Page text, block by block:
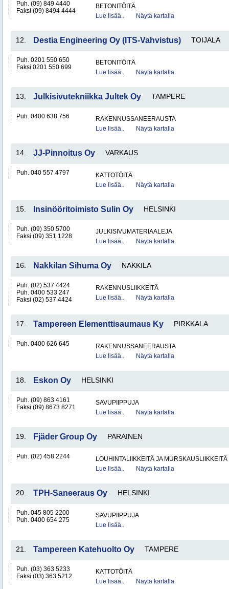
Puh. (09) 849 4440
Faksi (09) 8494 4444
BETONITÖITÄ
Lue lisää..
Näytä kartalla
12. Destia Engineering Oy (ITS-Vahvistus) TOIJALA
Puh. 0201 550 650
Faksi 0201 550 699
BETONITÖITÄ
Lue lisää..
Näytä kartalla
13. Julkisivutekniikka Jultek Oy TAMPERE
Puh. 0400 638 756
RAKENNUSSANEERAUSTA
Lue lisää..
Näytä kartalla
14. JJ-Pinnoitus Oy VARKAUS
Puh. 040 557 4797
KATTOTÖITÄ
Lue lisää..
Näytä kartalla
15. Insinööritoimisto Sulin Oy HELSINKI
Puh. (09) 350 5700
Faksi (09) 351 1228
JULKISIVUMATERIAALEJA
Lue lisää..
Näytä kartalla
16. Nakkilan Sihuma Oy NAKKILA
Puh. (02) 537 4424
Puh. 0400 533 247
Faksi (02) 537 4424
RAKENNUSLIIKKEITÄ
Lue lisää..
Näytä kartalla
17. Tampereen Elementtisaumaus Ky PIRKKALA
Puh. 0400 626 645
RAKENNUSSANEERAUSTA
Lue lisää..
Näytä kartalla
18. Eskon Oy HELSINKI
Puh. (09) 863 4161
Faksi (09) 8673 8271
SAVUPIIPPUJA
Lue lisää..
Näytä kartalla
19. Fjäder Group Oy PARAINEN
Puh. (02) 458 2244
LOUHINTALIIKKEITÄ JA MURSKAUSLIIKKEITÄ
Lue lisää..
Näytä kartalla
20. TPH-Saneeraus Oy HELSINKI
Puh. 045 805 2200
Puh. 0400 654 275
SAVUPIIPPUJA
Lue lisää..
21. Tampereen Katehuolto Oy TAMPERE
Puh. (03) 363 5233
Faksi (03) 363 5212
KATTOTÖITÄ
Lue lisää..
Näytä kartalla